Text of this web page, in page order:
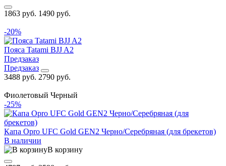
1863 руб. 1490 руб.
-20%
Пояса Tatami BJJ A2
Предзаказ
Предзаказ
3488 руб. 2790 руб.
Фиолетовый Черный
-25%
Капа Opro UFC Gold GEN2 Черно/Серебряная (для брекетов)
В наличии
В корзину